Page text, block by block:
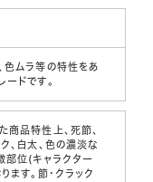
色ムラ等の特性をあ
ードです。
商品特性上、死節、
、白太、色の濃淡な
部位(キャラクター
ます。節・クラック